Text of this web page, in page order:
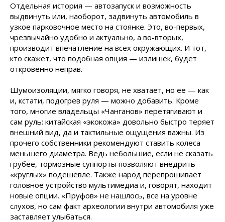
Отдельная история — автозапуск и возможность
выдвинуть или, наоборот, задвинуть автомобиль в
узкое парковочное место на стоянке. Это, во-первых,
чрезвычайно удобно и актуально, а во-вторых,
производит впечатление на всех окружающих. И тот,
кто скажет, что подобная опция — излишек, будет
откровенно неправ.
Шумоизоляции, мягко говоря, не хватает, но ее — как
и, кстати, подогрев руля — можно добавить. Кроме
того, многие владельцы «Чанганов» перетягивают и
сам руль: китайская «экокожа» довольно быстро теряет
внешний вид, да и тактильные ощущения важны. Из
прочего собственники рекомендуют ставить колеса
меньшего диаметра. Ведь небольшие, если не сказать
грубее, тормозные суппорты позволяют внедрить
«круглых» подешевле. Также народ перепрошивает
головное устройство мультимедиа и, говорят, находит
новые опции. «Пруфов» не нашлось, все на уровне
слухов, но сам факт археологии внутри автомобиля уже
заставляет улыбаться.